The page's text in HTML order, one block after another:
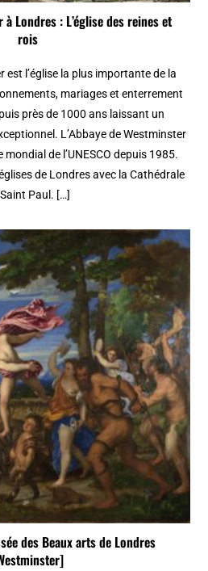
Londres : L’église des reines et
rois
est l’église la plus importante de la
mariages et enterrement
près de 1000 ans laissant un
L’Abbaye de Westminster
de l’UNESCO depuis 1985.
de Londres avec la Cathédrale
Paul. […]
des Beaux arts de Londres